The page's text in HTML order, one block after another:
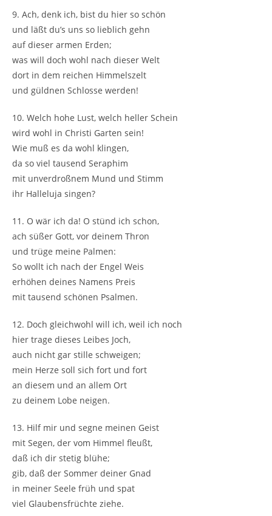
9. Ach, denk ich, bist du hier so schön
und läßt du’s uns so lieblich gehn
auf dieser armen Erden;
was will doch wohl nach dieser Welt
dort in dem reichen Himmelszelt
und güldnen Schlosse werden!
10. Welch hohe Lust, welch heller Schein
wird wohl in Christi Garten sein!
Wie muß es da wohl klingen,
da so viel tausend Seraphim
mit unverdroßnem Mund und Stimm
ihr Halleluja singen?
11. O wär ich da! O stünd ich schon,
ach süßer Gott, vor deinem Thron
und trüge meine Palmen:
So wollt ich nach der Engel Weis
erhöhen deines Namens Preis
mit tausend schönen Psalmen.
12. Doch gleichwohl will ich, weil ich noch
hier trage dieses Leibes Joch,
auch nicht gar stille schweigen;
mein Herze soll sich fort und fort
an diesem und an allem Ort
zu deinem Lobe neigen.
13. Hilf mir und segne meinen Geist
mit Segen, der vom Himmel fleußt,
daß ich dir stetig blühe;
gib, daß der Sommer deiner Gnad
in meiner Seele früh und spat
viel Glaubensfrüchte ziehe.